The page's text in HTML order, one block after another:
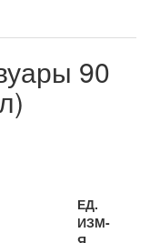
90
ЕД.
ИЗМ-